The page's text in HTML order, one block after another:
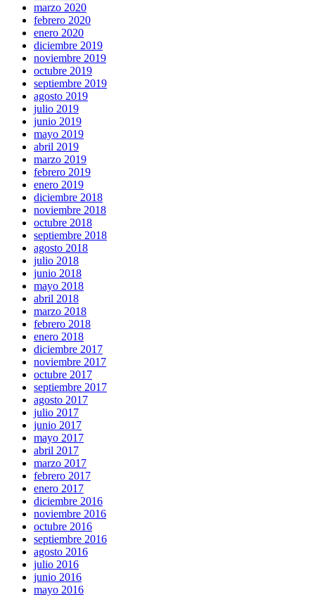
marzo 2020
febrero 2020
enero 2020
diciembre 2019
noviembre 2019
octubre 2019
septiembre 2019
agosto 2019
julio 2019
junio 2019
mayo 2019
abril 2019
marzo 2019
febrero 2019
enero 2019
diciembre 2018
noviembre 2018
octubre 2018
septiembre 2018
agosto 2018
julio 2018
junio 2018
mayo 2018
abril 2018
marzo 2018
febrero 2018
enero 2018
diciembre 2017
noviembre 2017
octubre 2017
septiembre 2017
agosto 2017
julio 2017
junio 2017
mayo 2017
abril 2017
marzo 2017
febrero 2017
enero 2017
diciembre 2016
noviembre 2016
octubre 2016
septiembre 2016
agosto 2016
julio 2016
junio 2016
mayo 2016